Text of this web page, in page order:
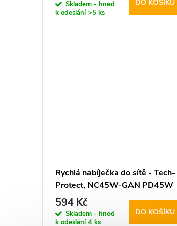
Skladem - hned
k odeslání>5 ks
DO KOŠÍKU
Rychlá nabíječka do sítě - Tech-
Protect, NC45W-GAN PD45W
White
594 Kč
Skladem - hned
k odeslání4 ks
DO KOŠÍKU